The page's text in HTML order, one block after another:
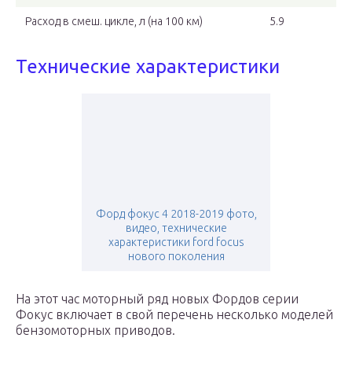
Расход в смеш. цикле, л (на 100 км) 5.9
Технические характеристики
Форд фокус 4 2018-2019 фото,
видео, технические
характеристики ford focus
нового поколения
На этот час моторный ряд новых Фордов серии
Фокус включает в свой перечень несколько моделей
бензомоторных приводов.